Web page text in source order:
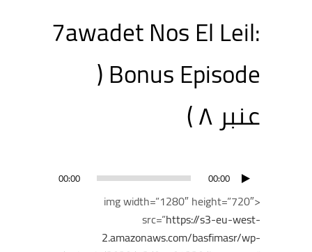
7awadet Nos El Leil:
Bonus Episode (
عنبر ٨ )
مشغل
الصوت
00:00
00:00
<img width=”1280″ height=”720″
src=”https://s3-eu-west-
2.amazonaws.com/basfimasr/wp-